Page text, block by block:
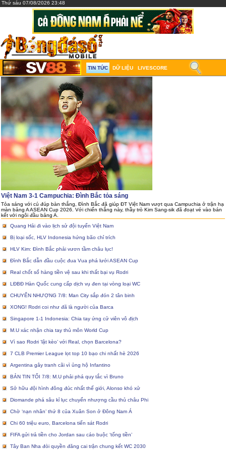
Thứ sáu 07/08/2026 23:48
TIN TỨC DỮ LIỆU LIVESCORE
Việt Nam 3-1 Campuchia: Đình Bắc tỏa sáng
Tỏa sáng với cú đúp bàn thắng, Đình Bắc đã giúp ĐT Việt Nam vượt qua Campuchia ở trận hạ
màn bảng A ASEAN Cup 2026. Với chiến thắng này, thầy trò Kim Sang-sik đã đoạt vé vào bán
kết với ngôi đầu bảng A.
Quang Hải đi vào lịch sử đội tuyển Việt Nam
Bị loại sốc, HLV Indonesia hứng bão chỉ trích
HLV Kim: Đình Bắc phải vươn tầm châu lục!
Đình Bắc dẫn đầu cuộc đua Vua phá lưới ASEAN Cup
Real chốt sổ hàng tiền vệ sau khi thất bại vụ Rodri
LĐBĐ Hàn Quốc cung cấp dịch vụ đen tại vòng loại WC
CHUYỂN NHƯỢNG 7/8: Man City sắp đón 2 tân binh
XONG! Rodri coi như đã là người của Barca
Singapore 1-1 Indonesia: Chia tay ứng cử viên vô địch
M.U xác nhận chia tay thủ môn World Cup
Vì sao Rodri ‘lật kèo’ với Real, chọn Barcelona?
7 CLB Premier League lọt top 10 bạo chi nhất hè 2026
Argentina gây tranh cãi vì ủng hộ Infantino
BẢN TIN TỐI 7/8: M.U phải phá quy tắc vì Bruno
Sở hữu đội hình đông đúc nhất thế giới, Alonso khó xử
Diomande phá sâu kỉ lục chuyển nhượng cầu thủ châu Phi
Chờ ‘nạn nhân’ thứ 8 của Xuân Son ở Đông Nam Á
Chi 60 triệu euro, Barcelona tiến sát Rodri
FIFA gửi trả tiền cho Jordan sau cáo buộc ‘tống tiền’
Tây Ban Nha đòi quyền đăng cai trận chung kết WC 2030